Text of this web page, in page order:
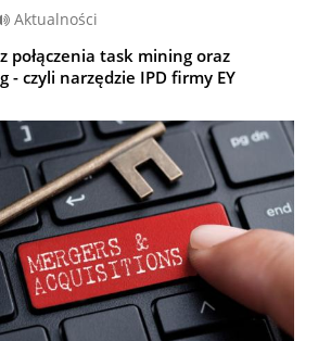
Aktualności
połączenia task mining oraz
- czyli narzędzie IPD firmy EY